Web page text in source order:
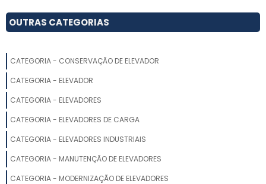
EMPRESA DE CONSERVAÇÃO DE ELEVADOR
EMBELEZAMENTO DE ELEVADORES SP
QUANTO CUSTA MODERNIZAR UM ELEVADOR
REVESTIMENTO INTERNO PARA ELEVADORES
OUTRAS CATEGORIAS
CATEGORIA - CONSERVAÇÃO DE ELEVADOR
CATEGORIA - ELEVADOR
CATEGORIA - ELEVADORES
CATEGORIA - ELEVADORES DE CARGA
CATEGORIA - ELEVADORES INDUSTRIAIS
CATEGORIA - MANUTENÇÃO DE ELEVADORES
CATEGORIA - MODERNIZAÇÃO DE ELEVADORES